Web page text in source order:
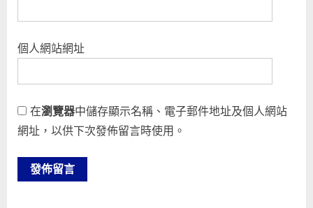
個人網站網址
在瀏覽器中儲存顯示名稱、電子郵件地址及個人網站
網址，以供下次發佈留言時使用。